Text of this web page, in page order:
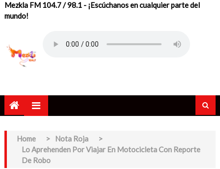
Mezkla FM 104.7 / 98.1 - ¡Escúchanos en cualquier parte del
mundo!
Home > Nota Roja
>
Lo Aprehenden Por Viajar En Motocicleta Con Reporte
De Robo